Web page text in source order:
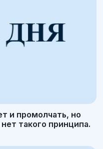
и промолчать, но
такого принципа.